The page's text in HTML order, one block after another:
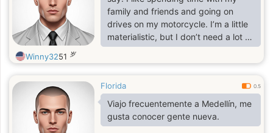
family and friends and going on
drives on my motorcycle. I’m a little
materialistic, but I don’t need a lot of
bells and whistles to make me
happy. I’m looking for a girl who is
humor, and is just looking for
someone to enjoy life with and have
an amazing time. I love to dance
and go to Miami lounges.
Winny3251 岁
Florida 0.5
Viajo frecuentemente a Medellín, me
gusta conocer gente nueva.